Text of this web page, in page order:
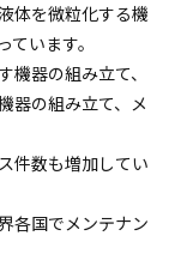
体を微粒化する機
います。
器の組み立て、
器の組み立て、メ
件数も増加してい
各国でメンテナン